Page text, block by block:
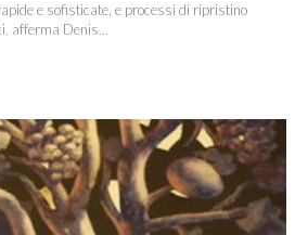
e sofisticate, e processi di ripristino
afferma Denis...